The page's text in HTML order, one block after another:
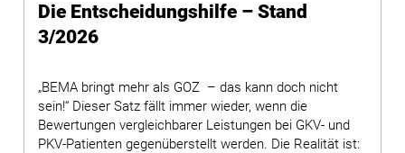
Die Entscheidungshilfe – Stand
3/2026
„BEMA bringt mehr als GOZ – das kann doch nicht
sein!“ Dieser Satz fällt immer wieder, wenn die
Bewertungen vergleichbarer Leistungen bei GKV- und
PKV-Patienten gegenüberstellt werden. Die Realität ist: